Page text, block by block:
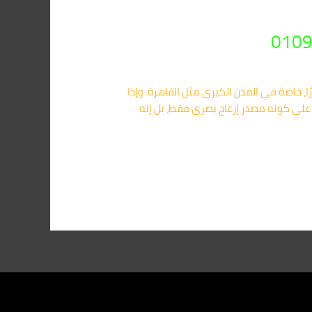
خاصة في المدن الكبرى مثل القاهرة. وإذا
كونه مصدر إزعاج بصري فقط، بل إنه